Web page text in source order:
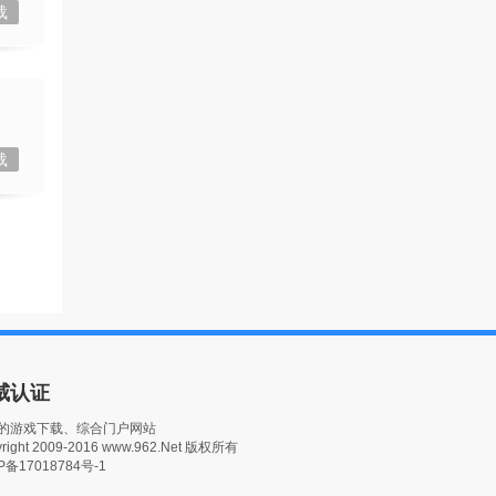
认证
游戏下载、综合门户网站
2009-2016 www.962.Net 版权所有
备17018784号-1